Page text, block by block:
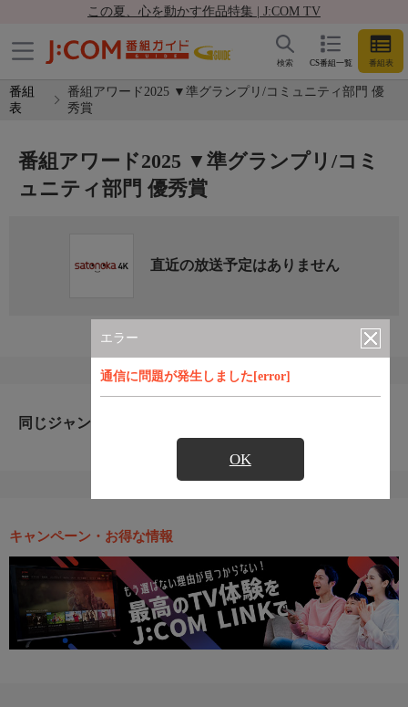
この夏、心を動かす作品特集 | J:COM TV
CS番組一覧 番組表
検索
番組
表
番組アワード2025 ▼準グランプリ/コミュニティ部門 優
秀賞
エラー
通信に問題が発生しました[error]
OK
番組アワード2025 ▼準グランプリ/コミ
ュニティ部門 優秀賞
直近の放送予定はありません
同じジャンルのおすすめ番組
キャンペーン・お得な情報